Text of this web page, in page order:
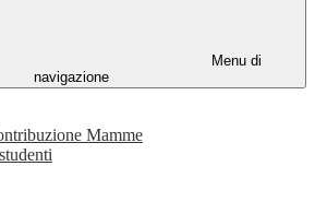
Menu di
navigazione
Mamme